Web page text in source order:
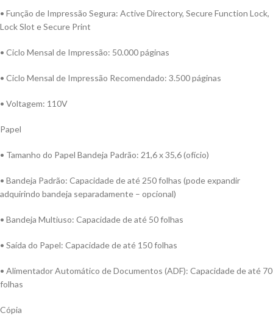
• Função de Impressão Segura: Active Directory, Secure Function Lock,
Lock Slot e Secure Print
• Ciclo Mensal de Impressão: 50.000 páginas
• Ciclo Mensal de Impressão Recomendado: 3.500 páginas
• Voltagem: 110V
Papel
• Tamanho do Papel Bandeja Padrão: 21,6 x 35,6 (ofício)
• Bandeja Padrão: Capacidade de até 250 folhas (pode expandir
adquirindo bandeja separadamente – opcional)
• Bandeja Multiuso: Capacidade de até 50 folhas
• Saída do Papel: Capacidade de até 150 folhas
• Alimentador Automático de Documentos (ADF): Capacidade de até 70
folhas
Cópia